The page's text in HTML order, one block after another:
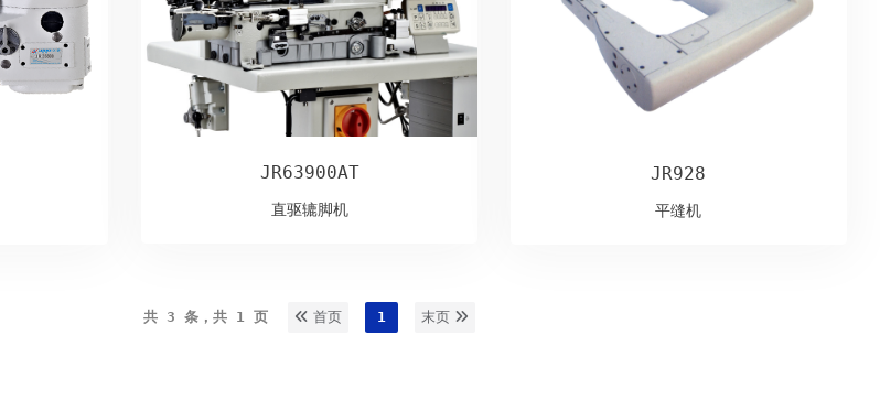
JR63900AT
直驱辘脚机
JR928
平缝机
共 3 条，共 1 页 首页 1 末页